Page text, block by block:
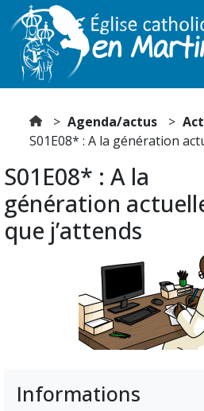
Agenda/actus
S01E08* : A la génération
S01E08* : A la
génération
que j’attends
Informations